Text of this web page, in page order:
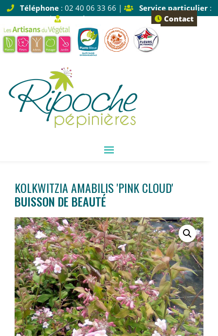
Téléphone: 02 40 06 33 66 | Service particulier:
Tapez 1 |
Service pro: Tapez 2 Contact
KOLKWITZIA AMABILIS 'PINK CLOUD'
BUISSON DE BEAUTÉ